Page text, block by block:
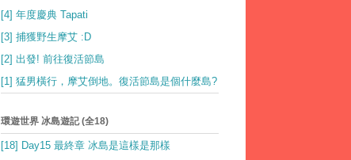
[4] 年度慶典 Tapati
[3] 捕獲野生摩艾 :D
[2] 出發! 前往復活節島
[1] 猛男橫行，摩艾倒地。復活節島是個什麼島?
環遊世界 冰島遊記 (全18)
[18] Day15 最終章 冰島是這樣是那樣